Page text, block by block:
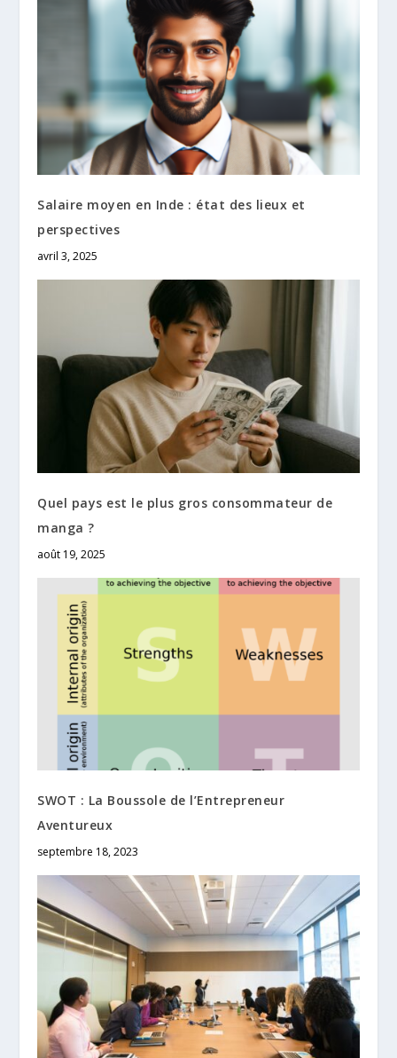
Salaire moyen en Inde : état des lieux et
perspectives
avril 3, 2025
Quel pays est le plus gros consommateur de
manga ?
août 19, 2025
SWOT : La Boussole de l’Entrepreneur
Aventureux
septembre 18, 2023